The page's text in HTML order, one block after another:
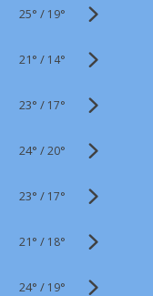
25° / 19°
21° / 14°
23° / 17°
24° /20°
23° / 17°
21° / 18°
24° / 19°